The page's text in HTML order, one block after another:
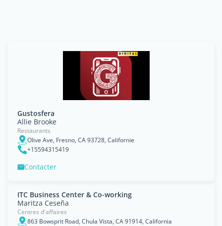
Gustosfera
Allie Brooke
Restaurants
Olive Ave, Fresno, CA 93728, Californie
+15594315419
Contacter
ITC Business Center & Co-working
Maritza Ceseña
Centres d'affaires
863 Bowsprit Road, Chula Vista, CA 91914, California